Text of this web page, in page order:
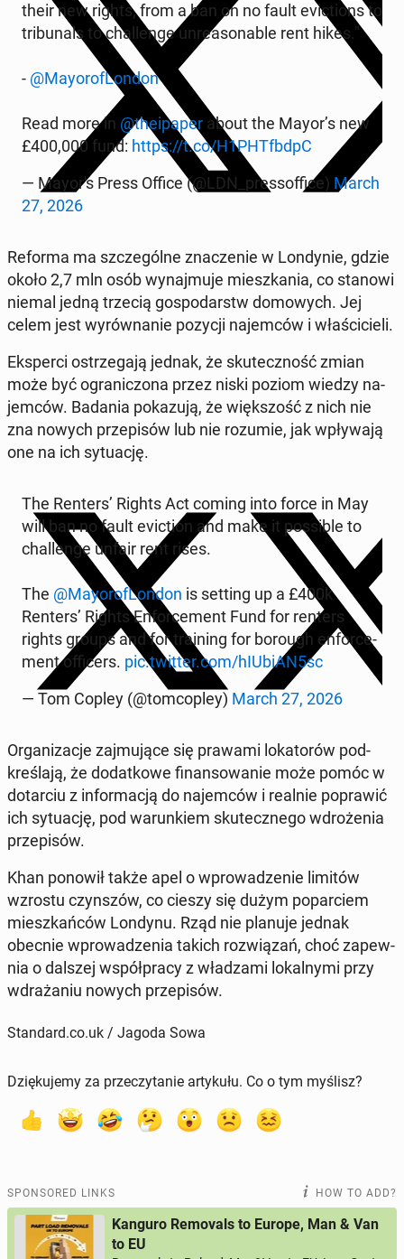
their new rights, from a ban on no fault evic­tions to
tri­bunals to chal­lenge un­rea­son­able rent hikes."
- @May­o­rofLon­don
Read more in @theipa­per about the Mayor’s new
£400,000 fund: https://t.co/H1PH­Tf­b­d­pC
— Mayor's Press Office (@LDN_pres­sof­fice) March
27, 2026
Reforma ma szczególne znacze­nie w Lon­dynie, gdzie
około 2,7 mln osób wyna­j­mu­je mieszka­nia, co stanowi
niemal jedną trzecią gospo­darstw do­mowych. Jej
celem jest wyrów­nanie pozycji na­jem­ców i właś­ci­cieli.
Eksper­ci os­trze­ga­ją jednak, że skuteczność zmian
może być ogranic­zona przez niski poziom wiedzy na­
jem­ców. Badania pokazu­ją, że więk­szość z nich nie
zna nowych przepisów lub nie rozumie, jak wpły­wa­ją
one na ich sytu­ację.
The Renters’ Rights Act coming into force in May
will ban no fault evic­tion and make it pos­si­ble to
chal­lenge unfair rent rises.
The @May­o­rofLon­don is setting up a £400k
Renters’ Rights En­force­ment Fund for renters
rights groups and for train­ing for borough en­force­
ment of­fi­cers. pic.twitter.com/hIUbiAN5sc
— Tom Copley (@tom­cop­ley) March 27, 2026
Or­ga­ni­za­c­je za­j­mu­jące się prawami loka­torów pod­
kreśla­ją, że do­datkowe fi­nan­sowanie może pomóc w
dotar­ciu z in­for­ma­cją do na­jem­ców i realnie popraw­ić
ich sytu­ację, pod warunk­iem skutecznego wdroże­nia
przepisów.
Khan ponowił także apel o wprowadze­nie limitów
wzrostu czyn­szów, co cieszy się dużym popar­ciem
mieszkańców Londynu. Rząd nie planuje jednak
obecnie wprowadzenia takich rozwiązań, choć za­pew­
nia o dalszej współpra­cy z władza­mi lokalny­mi przy
wdraża­niu nowych przepisów.
Standard.co.uk / Jagoda Sowa
Dziękujemy za przeczytanie artykułu. Co o tym myślisz?
SPONSORED LINKS HOW TO ADD?
Kanguro Removals to Europe, Man & Van
to EU